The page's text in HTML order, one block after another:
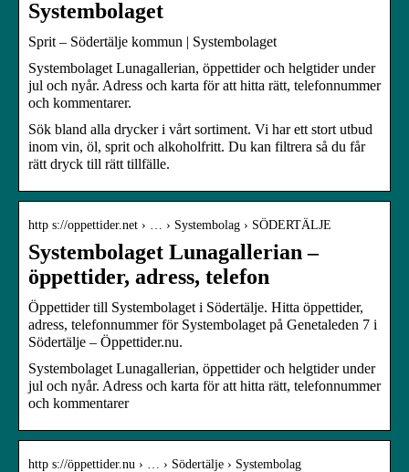
Systembolaget
Sprit – Södertälje kommun | Systembolaget
Systembolaget Lunagallerian, öppettider och helgtider under
jul och nyår. Adress och karta för att hitta rätt, telefonnummer
och kommentarer.
Sök bland alla drycker i vårt sortiment. Vi har ett stort utbud
inom vin, öl, sprit och alkoholfritt. Du kan filtrera så du får
rätt dryck till rätt tillfälle.
http s://oppettider.net › … › Systembolag › SÖDERTÄLJE
Systembolaget Lunagallerian –
öppettider, adress, telefon
Öppettider till Systembolaget i Södertälje. Hitta öppettider,
adress, telefonnummer för Systembolaget på Genetaleden 7 i
Södertälje – Öppettider.nu.
Systembolaget Lunagallerian, öppettider och helgtider under
jul och nyår. Adress och karta för att hitta rätt, telefonnummer
och kommentarer
http s://öppettider.nu › … › Södertälje › Systembolag